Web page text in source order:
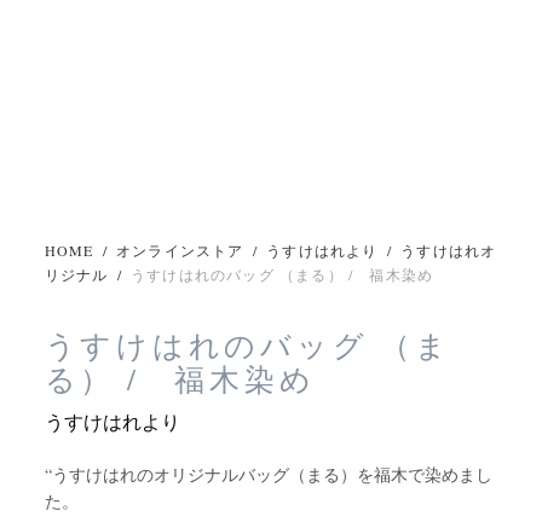
HOME / オンラインストア / うすけはれより / うすけはれオ
リジナル / うすけはれのバッグ （まる） / 福木染め
うすけはれのバッグ （ま
る） / 福木染め
うすけはれより
“うすけはれのオリジナルバッグ（まる）を福木で染めまし
た。